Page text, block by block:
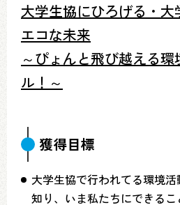
大学生協にひろげる・大
エコな未来
～ぴょんと飛び越える
ル！～
獲得目標
大学生協で行われてる環境
知り、いま私たちにできる